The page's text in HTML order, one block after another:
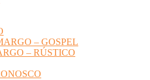
– GOSPEL
– RÚSTICO